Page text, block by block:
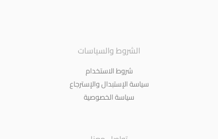
الشروط والسياسات
شروط الاستخدام
سياسة الإستبدال والإسترجاع
سياسة الخصوصية